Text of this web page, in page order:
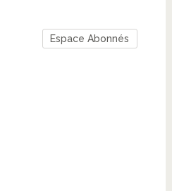
Espace Abonnés